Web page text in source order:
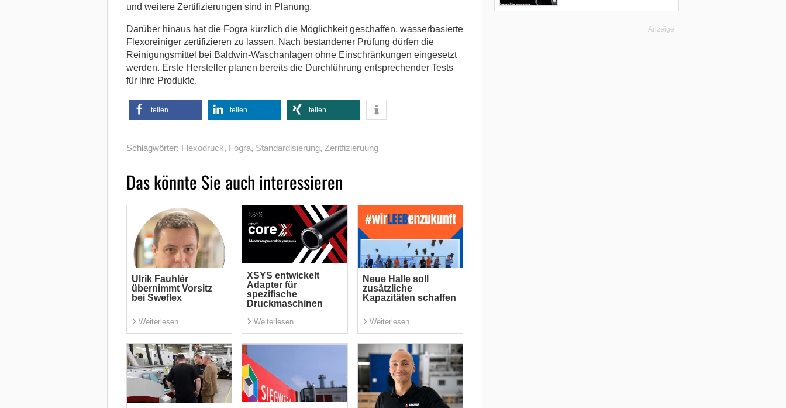
und weitere Zertifizierungen sind in Planung.
Darüber hinaus hat die Fogra kürzlich die Möglichkeit geschaffen, wasserbasierte
Flexoreiniger zertifizieren zu lassen. Nach bestandener Prüfung dürfen die
Reinigungsmittel bei Baldwin-Waschanlagen ohne Einschränkungen eingesetzt
werden. Erste Hersteller planen bereits die Durchführung entsprechender Tests
für ihre Produkte.
teilen teilen teilen
Schlagwörter: Flexodruck, Fogra, Standardisierung, Zeritfizieruung
Das könnte Sie auch interessieren
Ulrik Fauhlér
übernimmt Vorsitz
bei Sweflex
Weiterlesen
XSYS entwickelt
Adapter für
spezifische
Druckmaschinen
Weiterlesen
Neue Halle soll
zusätzliche
Kapazitäten schaffen
Weiterlesen
Anzeige